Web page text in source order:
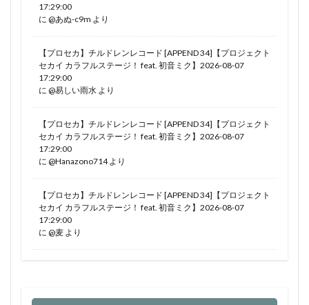
17:29:00
に @あぬ-c9m より
【プロセカ】チルドレンレコード [APPEND 34]【プロジェクト
セカイ カラフルステージ！ feat. 初音ミク】2026-08-07
17:29:00
に @易しい雨水 より
【プロセカ】チルドレンレコード [APPEND 34]【プロジェクト
セカイ カラフルステージ！ feat. 初音ミク】2026-08-07
17:29:00
に @Hanazono714より
【プロセカ】チルドレンレコード [APPEND 34]【プロジェクト
セカイ カラフルステージ！ feat. 初音ミク】2026-08-07
17:29:00
に @麦 より